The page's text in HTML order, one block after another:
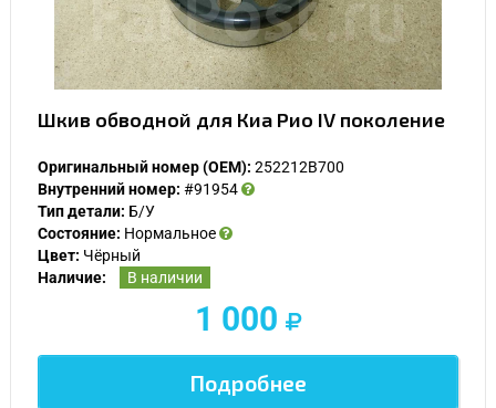
Шкив обводной для Киа Рио IV поколение
Оригинальный номер (OEM): 252212B700
Внутренний номер: #91954
Тип детали: Б/У
Состояние: Нормальное
Цвет: Чёрный
Наличие:
В наличии
1 000
Подробнее